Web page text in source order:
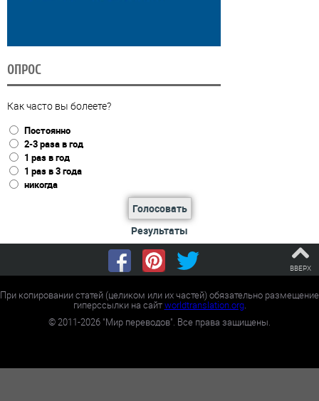
ОПРОС
Как часто вы болеете?
Постоянно
2-3 раза в год
1 раз в год
1 раз в 3 года
никогда
Голосовать
Результаты
ВВЕРХ
При копировании статей (целиком или их частей) обязательно размещение
гиперссылки на сайтworldtranslation.org.
©2011-2026 "Мир переводов". Все права защищены.